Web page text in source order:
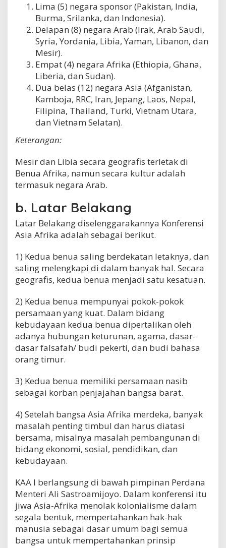
Lima (5) negara sponsor (Pakistan, India,
Burma, Srilanka, dan Indonesia).
Delapan (8) negara Arab (Irak, Arab Saudi,
Syria, Yordania, Libia, Yaman, Libanon, dan
Mesir).
Empat (4) negara Afrika (Ethiopia, Ghana,
Liberia, dan Sudan).
Dua belas (12) negara Asia (Afganistan,
Kamboja, RRC, Iran, Jepang, Laos, Nepal,
Filipina, Thailand, Turki, Vietnam Utara,
dan Vietnam Selatan).
Keterangan:
Mesir dan Libia secara geografis terletak di
Benua Afrika, namun secara kultur adalah
termasuk negara Arab.
b. Latar Belakang
Latar Belakang diselenggarakannya Konferensi
Asia Afrika adalah sebagai berikut.
1) Kedua benua saling berdekatan letaknya, dan
saling melengkapi di dalam banyak hal. Secara
geografis, kedua benua menjadi satu kesatuan.
2) Kedua benua mempunyai pokok-pokok
persamaan yang kuat. Dalam bidang
kebudayaan kedua benua dipertalikan oleh
adanya hubungan keturunan, agama, dasar-
dasar falsafah/ budi pekerti, dan budi bahasa
orang timur.
3) Kedua benua memiliki persamaan nasib
sebagai korban penjajahan bangsa barat.
4) Setelah bangsa Asia Afrika merdeka, banyak
masalah penting timbul dan harus diatasi
bersama, misalnya masalah pembangunan di
bidang ekonomi, sosial, pendidikan, dan
kebudayaan.
KAA I berlangsung di bawah pimpinan Perdana
Menteri Ali Sastroamijoyo. Dalam konferensi itu
jiwa Asia-Afrika menolak kolonialisme dalam
segala bentuk, mempertahankan hak-hak
manusia sebagai dasar umum bagi semua
bangsa untuk mempertahankan prinsip